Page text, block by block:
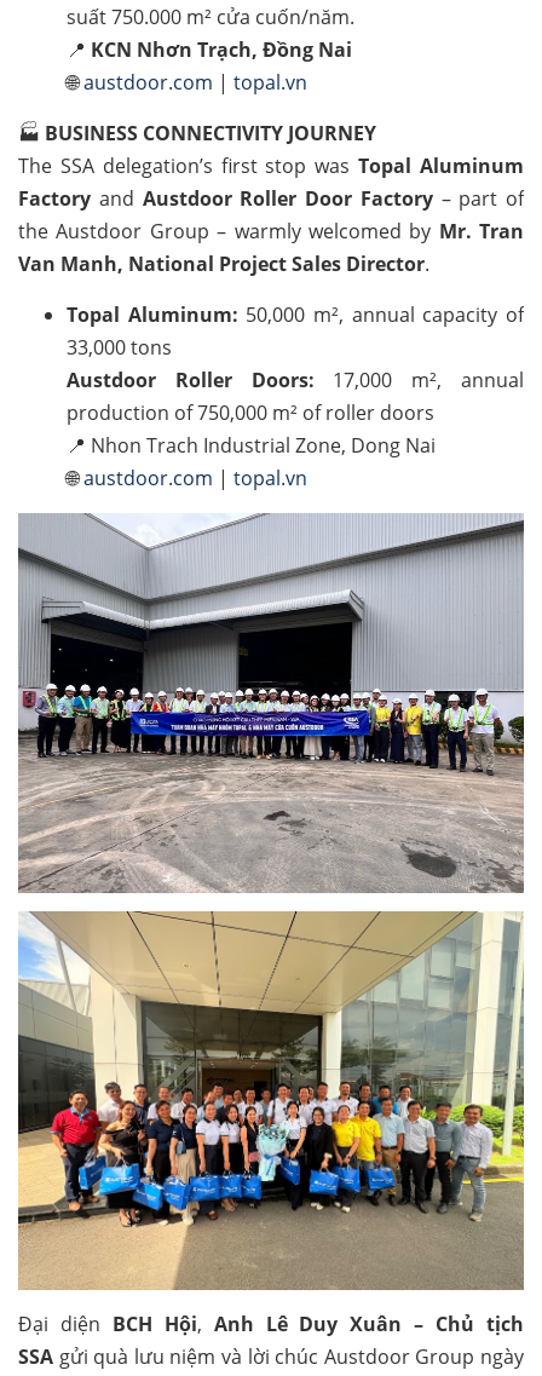
suất 750.000 m² cửa cuốn/năm.
📍 KCN Nhơn Trạch, Đồng Nai
🌐austdoor.com | topal.vn
🏭 BUSINESS CONNECTIVITY JOURNEY
The SSA delegation’s first stop wasTopal Aluminum
Factory and Austdoor Roller Door Factory– part of
the Austdoor Group – warmly welcomed by Mr. Tran
Van Manh, National Project Sales Director.
Topal Aluminum: 50,000 m², annual capacity of
33,000 tons
Austdoor Roller Doors: 17,000 m², annual
production of 750,000 m² of roller doors
📍 Nhon Trach Industrial Zone, Dong Nai
🌐austdoor.com | topal.vn
Đại diện BCH Hội, Anh Lê Duy Xuân – Chủ tịch
SSA gửi quà lưu niệm và lời chúc Austdoor Group ngày